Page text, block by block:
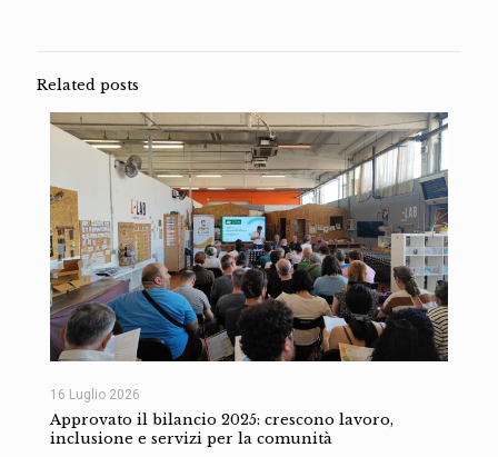
Related posts
16 Luglio 2026
Approvato il bilancio 2025: crescono lavoro,
inclusione e servizi per la comunità